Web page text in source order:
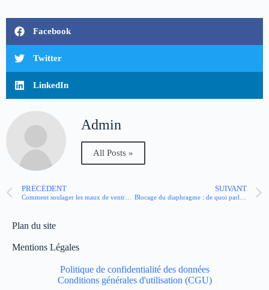
Facebook
Twitter
LinkedIn
Admin
All Posts »
PRÉCÉDENT
Comment soulager les maux de ventre grâce aux plantes ?
SUIVANT
Blocage du diaphragme : de quoi parle-t-on ?
Plan du site
Mentions Légales
Politique de confidentialité des données
Conditions générales d'utilisation (CGU)